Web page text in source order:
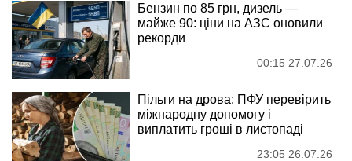
Бензин по 85 грн, дизель —
майже 90: ціни на АЗС оновили
рекорди
00:15 27.07.26
Пільги на дрова: ПФУ перевірить
міжнародну допомогу і
виплатить гроші в листопаді
23:05 26.07.26